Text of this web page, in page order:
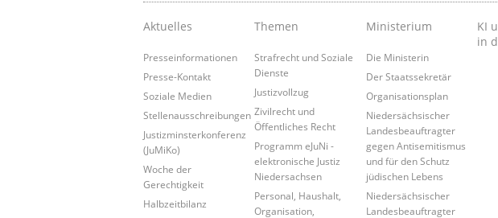
Aktuelles
Presseinformationen
Presse-Kontakt
Soziale Medien
Stellenausschreibungen
Justizminsterkonferenz
(JuMiKo)
Woche der
Gerechtigkeit
Halbzeitbilanz
Themen
Strafrecht und Soziale
Dienste
Justizvollzug
Zivilrecht und
Öffentliches Recht
Programm eJuNi -
elektronische Justiz
Niedersachsen
Personal, Haushalt,
Organisation,
Ministerium
Die Ministerin
Der Staatssekretär
Organisationsplan
Niedersächsischer
Landesbeauftragter
gegen Antisemitismus
und für den Schutz
jüdischen Lebens
Niedersächsischer
Landesbeauftragter
KI
in